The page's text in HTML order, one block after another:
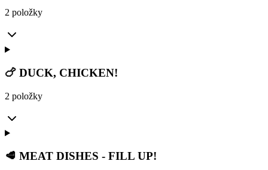
2 položky
🍗 DUCK, CHICKEN!
2 položky
🥩 MEAT DISHES - FILL UP!